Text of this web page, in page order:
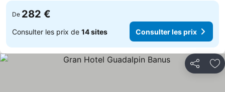
De 282 €
Consulter les prix de 14 sites Consulter les prix
Partager